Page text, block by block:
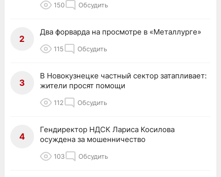
150 Обсудить
2
Два форварда на просмотре в «Металлурге»
115 Обсудить
3
В Новокузнецке частный сектор затапливает:
жители просят помощи
112 Обсудить
4
Гендиректор НДСК Лариса Косилова
осуждена за мошенничество
103 Обсудить